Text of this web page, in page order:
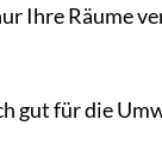
Ihre Räume
gut für die